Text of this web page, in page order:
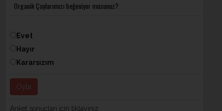
Organik Çaylarımızı beğeniyor musunuz?
Evet
Hayır
Kararsızım
Anket sonuçları için tıklayınız